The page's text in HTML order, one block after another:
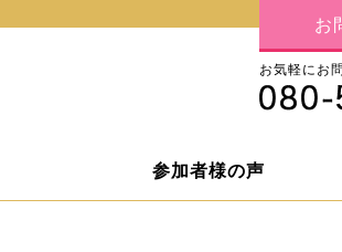
お
お気軽にお
参加者様の声